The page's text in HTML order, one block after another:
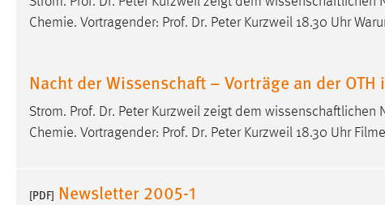
Chemie. Vortragender: Prof. Dr. Peter Kurzweil 18.30 Uhr
Nacht der Wissenschaft – Vorträge an der OTH
Strom. Prof. Dr. Peter Kurzweil zeigt dem
Chemie. Vortragender: Prof. Dr. Peter Kurzweil 18.30 Uhr
[PDF] Newsletter 2005-1